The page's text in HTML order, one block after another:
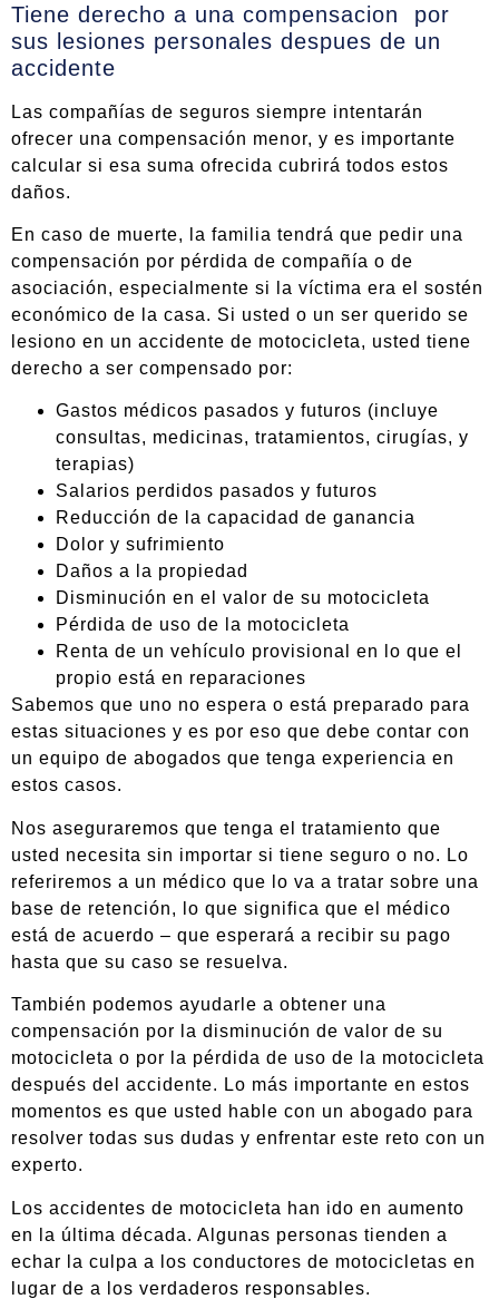
Tiene derecho a una compensacion por
sus lesiones personales despues de un
accidente
Las compañías de seguros siempre intentarán
ofrecer una compensación menor, y es importante
calcular si esa suma ofrecida cubrirá todos estos
daños.
En caso de muerte, la familia tendrá que pedir una
compensación por pérdida de compañía o de
asociación, especialmente si la víctima era el sostén
económico de la casa. Si usted o un ser querido se
lesiono en un accidente de motocicleta, usted tiene
derecho a ser compensado por:
Gastos médicos pasados y futuros (incluye
consultas, medicinas, tratamientos, cirugías, y
terapias)
Salarios perdidos pasados y futuros
Reducción de la capacidad de ganancia
Dolor y sufrimiento
Daños a la propiedad
Disminución en el valor de su motocicleta
Pérdida de uso de la motocicleta
Renta de un vehículo provisional en lo que el
propio está en reparaciones
Sabemos que uno no espera o está preparado para
estas situaciones y es por eso que debe contar con
un equipo de abogados que tenga experiencia en
estos casos.
Nos aseguraremos que tenga el tratamiento que
usted necesita sin importar si tiene seguro o no. Lo
referiremos a un médico que lo va a tratar sobre una
base de retención, lo que significa que el médico
está de acuerdo – que esperará a recibir su pago
hasta que su caso se resuelva.
También podemos ayudarle a obtener una
compensación por la disminución de valor de su
motocicleta o por la pérdida de uso de la motocicleta
después del accidente. Lo más importante en estos
momentos es que usted hable con un abogado para
resolver todas sus dudas y enfrentar este reto con un
experto.
Los accidentes de motocicleta han ido en aumento
en la última década. Algunas personas tienden a
echar la culpa a los conductores de motocicletas en
lugar de a los verdaderos responsables.